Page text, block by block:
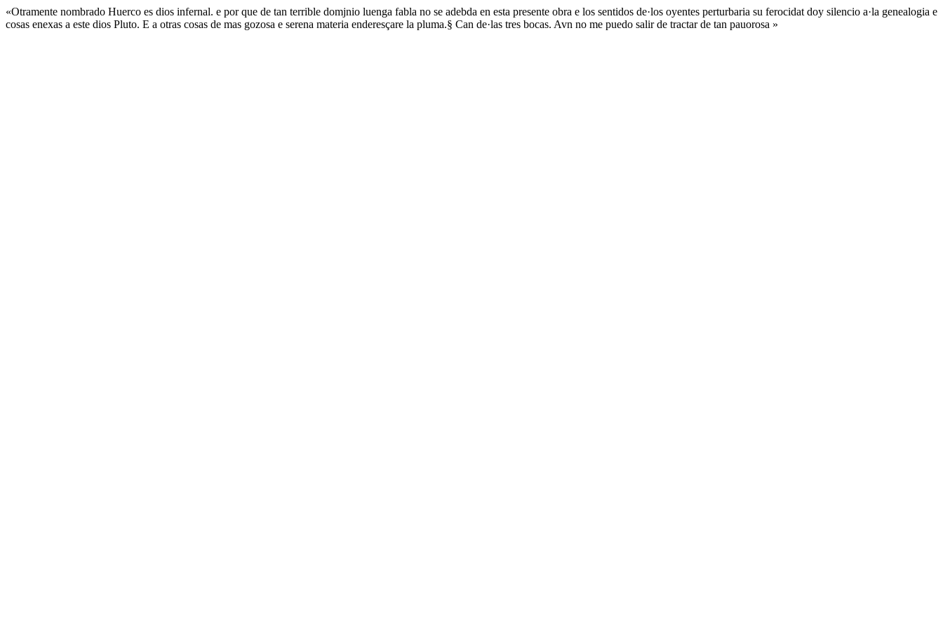
«Otramente nombrado Huerco es dios infernal. e por que de tan terrible domjnio luenga fabla no se adebda en esta presente obra e los sentidos de·los oyentes perturbaria su ferocidat doy silencio a·la genealogia e
cosas enexas a este dios Pluto. E a otras cosas de mas gozosa e serena materia enderesçare la pluma.§ Can de·las tres bocas. Avn no me puedo salir de tractar de tan pauorosa »